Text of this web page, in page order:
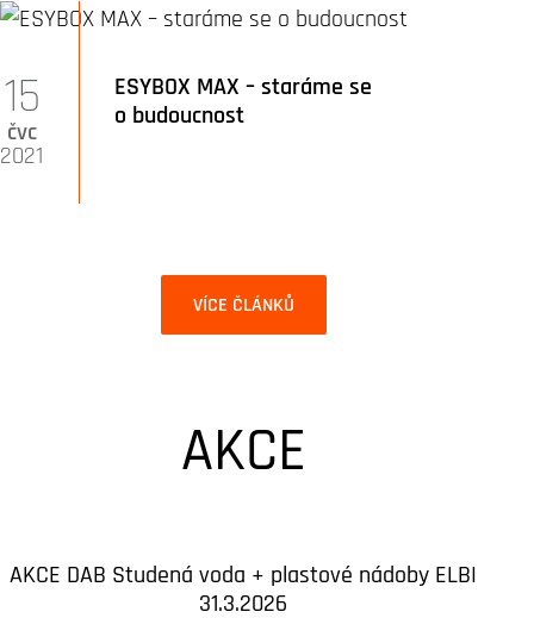
ESYBOX MAX – staráme se
o budoucnost
15
čvc
2021
VÍCE ČLÁNKŮ
AKCE
AKCE DAB Studená voda + plastové nádoby ELBI
31.3.2026